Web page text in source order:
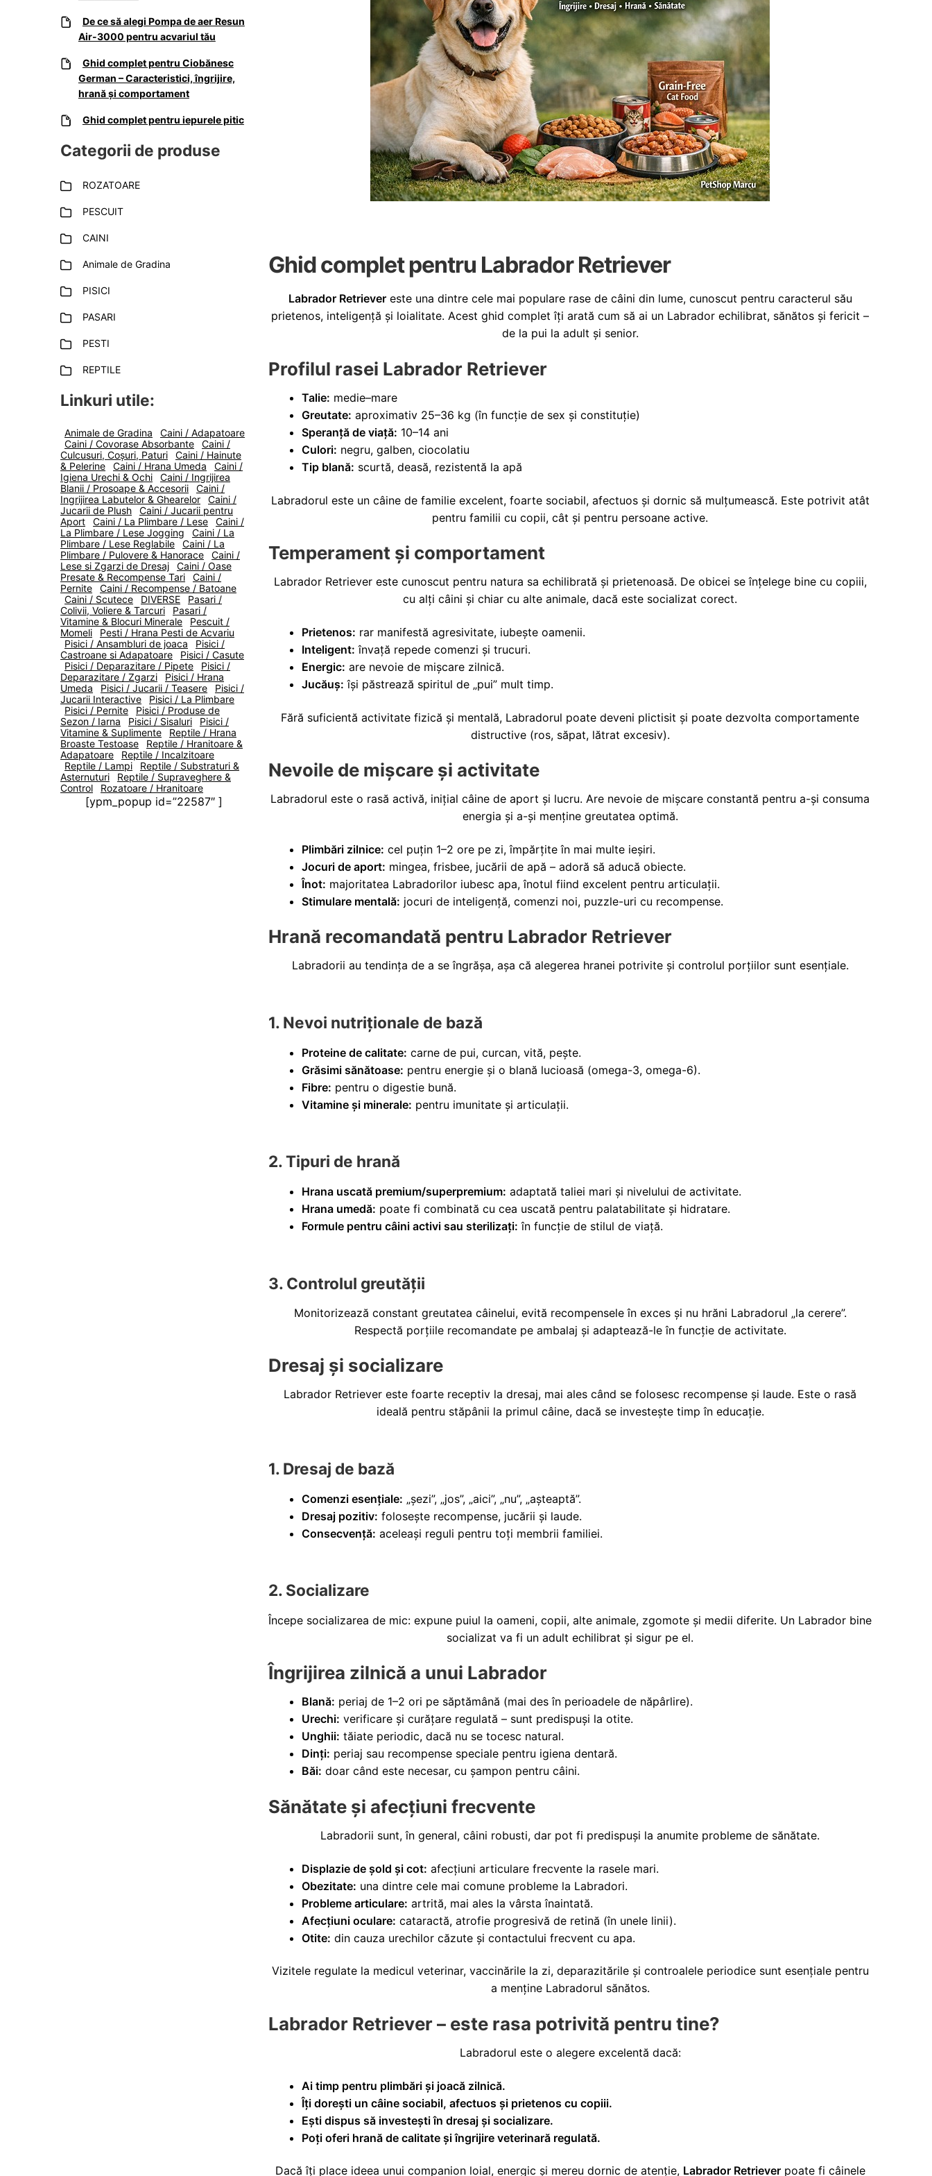
Ghid complet pentru Labrador Retriever
Labrador Retrievereste una dintre cele mai populare rase de câini din lume, cunoscut pentru caracterul său
prietenos, inteligență și loialitate. Acest ghid complet îți arată cum să ai un Labrador echilibrat, sănătos și fericit –
de la pui la adult și senior.
Profilul rasei Labrador Retriever
Talie: medie–mare
Greutate: aproximativ 25–36 kg (în funcție de sex și constituție)
Speranță de viață: 10–14 ani
Culori: negru, galben, ciocolatiu
Tip blană: scurtă, deasă, rezistentă la apă
Labradorul este un câine de familie excelent, foarte sociabil, afectuos și dornic să mulțumească. Este potrivit atât
pentru familii cu copii, cât și pentru persoane active.
Temperament și comportament
Labrador Retriever este cunoscut pentru natura sa echilibrată și prietenoasă. De obicei se înțelege bine cu copiii,
cu alți câini și chiar cu alte animale, dacă este socializat corect.
Prietenos: rar manifestă agresivitate, iubește oamenii.
Inteligent: învață repede comenzi și trucuri.
Energic: are nevoie de mișcare zilnică.
Jucăuș: își păstrează spiritul de „pui” mult timp.
Fără suficientă activitate fizică și mentală, Labradorul poate deveni plictisit și poate dezvolta comportamente
distructive (ros, săpat, lătrat excesiv).
Nevoile de mișcare și activitate
Labradorul este o rasă activă, inițial câine de aport și lucru. Are nevoie de mișcare constantă pentru a-și consuma
energia și a-și menține greutatea optimă.
Plimbări zilnice: cel puțin 1–2 ore pe zi, împărțite în mai multe ieșiri.
Jocuri de aport: mingea, frisbee, jucării de apă – adoră să aducă obiecte.
Înot: majoritatea Labradorilor iubesc apa, înotul fiind excelent pentru articulații.
Stimulare mentală: jocuri de inteligență, comenzi noi, puzzle-uri cu recompense.
Hrană recomandată pentru Labrador Retriever
Labradorii au tendința de a se îngrășa, așa că alegerea hranei potrivite și controlul porțiilor sunt esențiale.
1. Nevoi nutriționale de bază
Proteine de calitate: carne de pui, curcan, vită, pește.
Grăsimi sănătoase: pentru energie și o blană lucioasă (omega-3, omega-6).
Fibre: pentru o digestie bună.
Vitamine și minerale: pentru imunitate și articulații.
2. Tipuri de hrană
Hrana uscată premium/superpremium: adaptată taliei mari și nivelului de activitate.
Hrana umedă: poate fi combinată cu cea uscată pentru palatabilitate și hidratare.
Formule pentru câini activi sau sterilizați: în funcție de stilul de viață.
3. Controlul greutății
Monitorizează constant greutatea câinelui, evită recompensele în exces și nu hrăni Labradorul „la cerere”.
Respectă porțiile recomandate pe ambalaj și adaptează-le în funcție de activitate.
Dresaj și socializare
Labrador Retriever este foarte receptiv la dresaj, mai ales când se folosesc recompense și laude. Este o rasă
ideală pentru stăpânii la primul câine, dacă se investește timp în educație.
1. Dresaj de bază
Comenzi esențiale: „șezi”, „jos”, „aici”, „nu”, „așteaptă”.
Dresaj pozitiv: folosește recompense, jucării și laude.
Consecvență: aceleași reguli pentru toți membrii familiei.
2. Socializare
Începe socializarea de mic: expune puiul la oameni, copii, alte animale, zgomote și medii diferite. Un Labrador bine
socializat va fi un adult echilibrat și sigur pe el.
Îngrijirea zilnică a unui Labrador
Blană: periaj de 1–2 ori pe săptămână (mai des în perioadele de năpârlire).
Urechi: verificare și curățare regulată – sunt predispuși la otite.
Unghii: tăiate periodic, dacă nu se tocesc natural.
Dinți: periaj sau recompense speciale pentru igiena dentară.
Băi: doar când este necesar, cu șampon pentru câini.
Sănătate și afecțiuni frecvente
Labradorii sunt, în general, câini robusti, dar pot fi predispuși la anumite probleme de sănătate.
Displazie de șold și cot: afecțiuni articulare frecvente la rasele mari.
Obezitate: una dintre cele mai comune probleme la Labradori.
Probleme articulare: artrită, mai ales la vârsta înaintată.
Afecțiuni oculare: cataractă, atrofie progresivă de retină (în unele linii).
Otite: din cauza urechilor căzute și contactului frecvent cu apa.
Vizitele regulate la medicul veterinar, vaccinările la zi, deparazitările și controalele periodice sunt esențiale pentru
a menține Labradorul sănătos.
Labrador Retriever – este rasa potrivită pentru tine?
Labradorul este o alegere excelentă dacă:
Ai timp pentru plimbări și joacă zilnică.
Îți dorești un câine sociabil, afectuos și prietenos cu copiii.
Ești dispus să investești în dresaj și socializare.
Poți oferi hrană de calitate și îngrijire veterinară regulată.
Dacă îți place ideea unui companion loial, energic și mereu dornic de atenție, Labrador Retrieverpoate fi câinele
De ce să alegi Pompa de aer Resun
Air-3000 pentru acvariul tău
Ghid complet pentru Ciobănesc
German – Caracteristici, îngrijire,
hrană și comportament
Ghid complet pentru iepurele pitic
Categorii de produse
ROZATOARE
PESCUIT
CAINI
Animale de Gradina
PISICI
PASARI
PESTI
REPTILE
Linkuri utile:
Animale de Gradina
Caini / Adapatoare
Caini / Covorase Absorbante
Caini /
Culcusuri, Coșuri, Paturi
Caini / Hainute
& Pelerine
Caini / Hrana Umeda
Caini /
Igiena Urechi & Ochi
Caini / Ingrijirea
Blanii / Prosoape & Accesorii
Caini /
Ingrijirea Labutelor & Ghearelor
Caini /
Jucarii de Plush
Caini / Jucarii pentru
Aport
Caini / La Plimbare / Lese
Caini /
La Plimbare / Lese Jogging
Caini / La
Plimbare / Lese Reglabile
Caini / La
Plimbare / Pulovere & Hanorace
Caini /
Lese si Zgarzi de Dresaj
Caini / Oase
Presate & Recompense Tari
Caini /
Pernite
Caini / Recompense / Batoane
Caini / Scutece
DIVERSE
Pasari /
Colivii, Voliere & Tarcuri
Pasari /
Vitamine & Blocuri Minerale
Pescuit /
Momeli
Pesti / Hrana Pesti de Acvariu
Pisici / Ansambluri de joaca
Pisici /
Castroane si Adapatoare
Pisici / Casute
Pisici / Deparazitare / Pipete
Pisici /
Deparazitare / Zgarzi
Pisici / Hrana
Umeda
Pisici / Jucarii / Teasere
Pisici /
Jucarii Interactive
Pisici / La Plimbare
Pisici / Pernite
Pisici / Produse de
Sezon / Iarna
Pisici / Sisaluri
Pisici /
Vitamine & Suplimente
Reptile / Hrana
Broaste Testoase
Reptile / Hranitoare &
Adapatoare
Reptile / Incalzitoare
Reptile / Lampi
Reptile / Substraturi &
Asternuturi
Reptile / Supraveghere &
Control
Rozatoare / Hranitoare
[ypm_popup id=”22587″ ]